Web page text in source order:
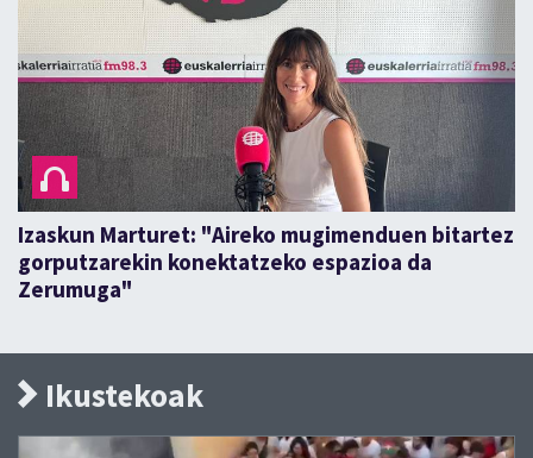
Izaskun Marturet: "Aireko mugimenduen bitartez
gorputzarekin konektatzeko espazioa da
Zerumuga"
Ikustekoak